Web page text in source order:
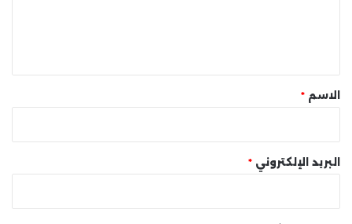
* الاسم *
البريد الإلكتروني *